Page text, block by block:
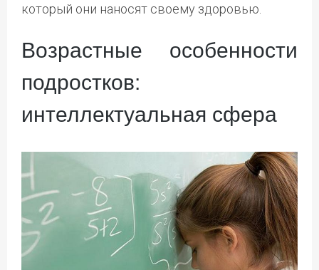
который они наносят своему здоровью.
Возрастные особенности
подростков:
интеллектуальная сфера